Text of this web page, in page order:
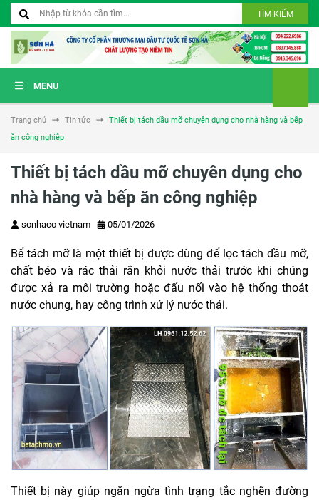
TÌM KIẾM
MENU
Trang chủ Tin tức
Thiết bị tách dầu mỡ chuyên dụng cho nhà hàng và bếp
ăn công nghiệp
Thiết bị tách dầu mỡ chuyên dụng cho
nhà hàng và bếp ăn công nghiệp
sonhaco vietnam 05/01/2026
Bể tách mỡ là một thiết bị được dùng để lọc tách dầu mỡ,
chất béo và rác thải rắn khỏi nước thải trước khi chúng
được xả ra môi trường hoặc đấu nối vào hệ thống thoát
nước chung, hay công trình xử lý nước thải.
Thiết bị này giúp ngăn ngừa tình trạng tắc nghẽn đường